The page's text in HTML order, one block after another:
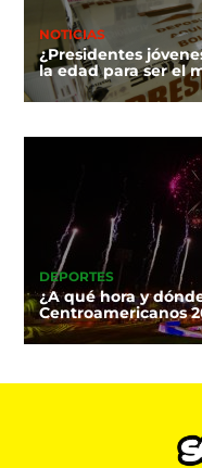
NOTICIAS
¿Presidentes
la edad para ser el
DEPORTES
¿A qué hora y
Centroamericanos